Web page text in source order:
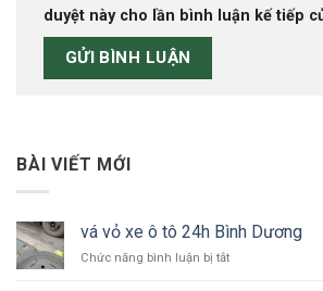
duyệt này cho lần bình luận kế tiếp
BÀI VIẾT MỚI
vá vỏ xe ô tô 24h Bình Dương
Chức năng bình luận bị tắtở